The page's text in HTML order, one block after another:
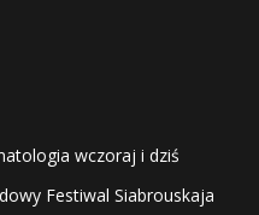
wczoraj i dziś
Festiwal Siabrouskaja